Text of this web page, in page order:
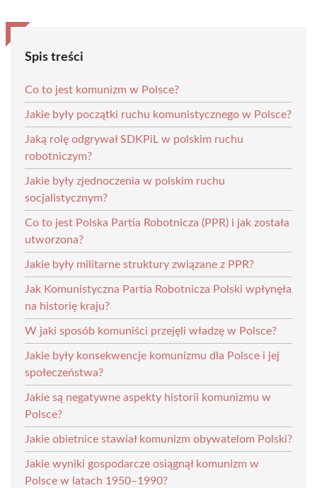
Spis treści
Co to jest komunizm w Polsce?
Jakie były początki ruchu komunistycznego w Polsce?
Jaką rolę odgrywał SDKPiL w polskim ruchu
robotniczym?
Jakie były zjednoczenia w polskim ruchu
socjalistycznym?
Co to jest Polska Partia Robotnicza (PPR) i jak została
utworzona?
Jakie były militarne struktury związane z PPR?
Jak Komunistyczna Partia Robotnicza Polski wpłynęła
na historię kraju?
W jaki sposób komuniści przejęli władzę w Polsce?
Jakie były konsekwencje komunizmu dla Polsce i jej
społeczeństwa?
Jakie są negatywne aspekty historii komunizmu w
Polsce?
Jakie obietnice stawiał komunizm obywatelom Polski?
Jakie wyniki gospodarcze osiągnął komunizm w
Polsce w latach 1950–1990?